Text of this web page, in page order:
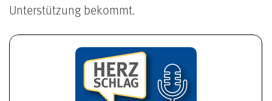
Unterstützung bekommt.